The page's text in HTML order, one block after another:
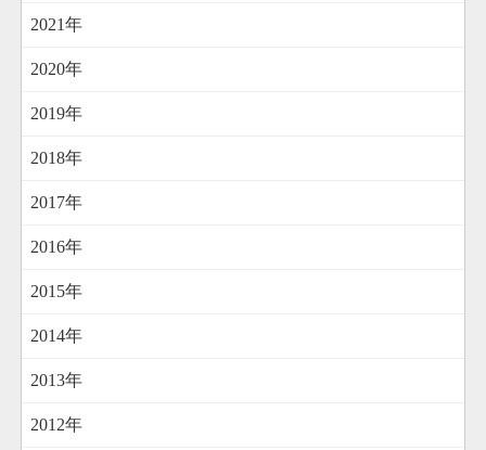
2021年
2020年
2019年
2018年
2017年
2016年
2015年
2014年
2013年
2012年